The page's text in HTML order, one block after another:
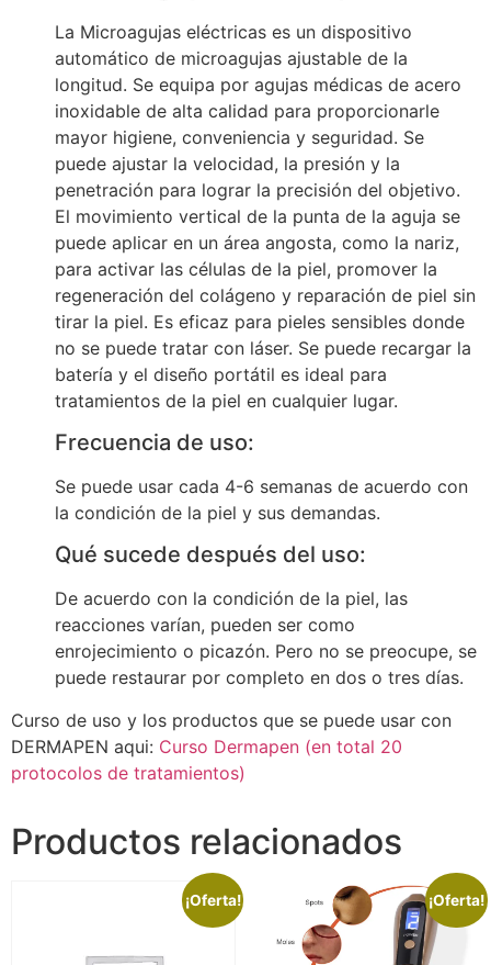
La Microagujas eléctricas es un dispositivo
automático de microagujas ajustable de la
longitud. Se equipa por agujas médicas de acero
inoxidable de alta calidad para proporcionarle
mayor higiene, conveniencia y seguridad. Se
puede ajustar la velocidad, la presión y la
penetración para lograr la precisión del objetivo.
El movimiento vertical de la punta de la aguja se
puede aplicar en un área angosta, como la nariz,
para activar las células de la piel, promover la
regeneración del colágeno y reparación de piel sin
tirar la piel. Es eficaz para pieles sensibles donde
no se puede tratar con láser. Se puede recargar la
batería y el diseño portátil es ideal para
tratamientos de la piel en cualquier lugar.
Frecuencia de uso:
Se puede usar cada 4-6 semanas de acuerdo con
la condición de la piel y sus demandas.
Qué sucede después del uso:
De acuerdo con la condición de la piel, las
reacciones varían, pueden ser como
enrojecimiento o picazón. Pero no se preocupe, se
puede restaurar por completo en dos o tres días.
Curso de uso y los productos que se puede usar con
DERMAPEN aqui: Curso Dermapen (en total 20
protocolos de tratamientos)
Productos relacionados
¡Oferta! ¡Oferta!